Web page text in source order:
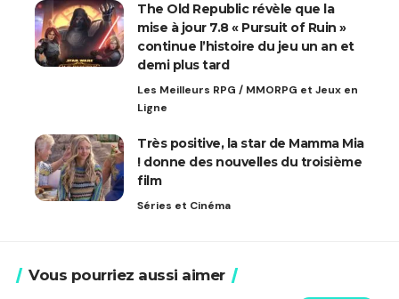
The Old Republic révèle que la
mise à jour 7.8 « Pursuit of Ruin »
continue l’histoire du jeu un an et
demi plus tard
Les Meilleurs RPG / MMORPG et Jeux en
Ligne
Très positive, la star de Mamma Mia
! donne des nouvelles du troisième
film
Séries et Cinéma
Vous pourriez aussi aimer